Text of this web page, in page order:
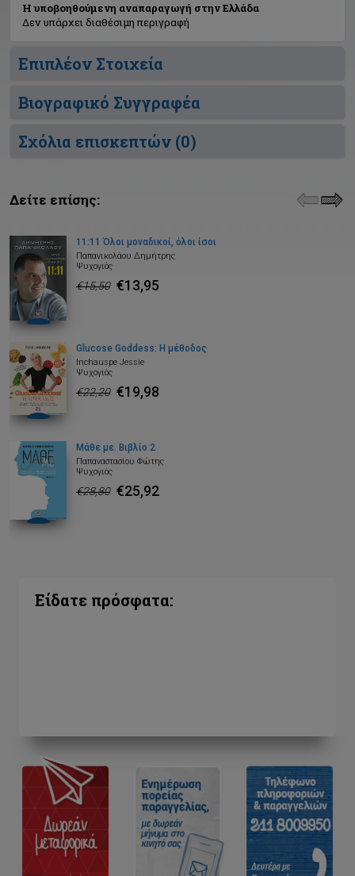
Η υποβοηθούμενη αναπαραγωγή στην Ελλάδα
Δεν υπάρχει διαθέσιμη περιγραφή
Επιπλέον Στοιχεία
Βιογραφικό Συγγραφέα
Σχόλια επισκεπτών (0)
Δείτε επίσης:
11:11 Όλοι μοναδικοί, όλοι ίσοι
Παπανικολάου Δημήτρης
Ψυχογιός
€15,50 €13,95
Glucose Goddess: Η μέθοδος
Inchauspe Jessie
Ψυχογιός
€22,20 €19,98
Μάθε με. Βιβλίο 2
Παπαναστασίου Φώτης
Ψυχογιός
€28,80 €25,92
Είδατε πρόσφατα: